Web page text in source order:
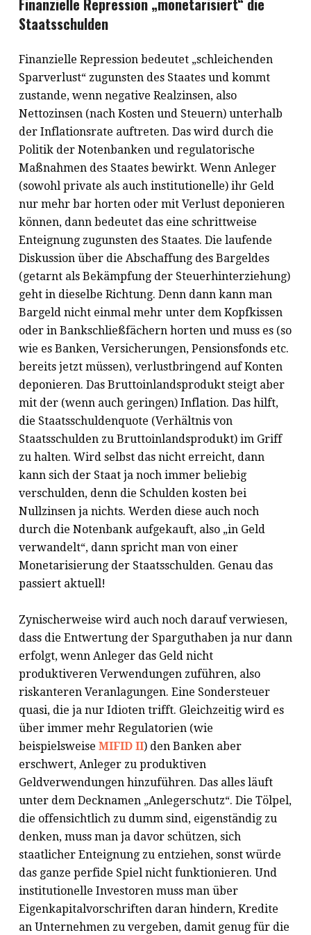
Staatsschulden
Finanzielle Repression bedeutet „schleichenden
Sparverlust“ zugunsten des Staates und kommt
zustande, wenn negative Realzinsen, also
Nettozinsen (nach Kosten und Steuern) unterhalb
der Inflationsrate auftreten. Das wird durch die
Politik der Notenbanken und regulatorische
Maßnahmen des Staates bewirkt. Wenn Anleger
(sowohl private als auch institutionelle) ihr Geld
nur mehr bar horten oder mit Verlust deponieren
können, dann bedeutet das eine schrittweise
Enteignung zugunsten des Staates. Die laufende
Diskussion über die Abschaffung des Bargeldes
(getarnt als Bekämpfung der Steuerhinterziehung)
geht in dieselbe Richtung. Denn dann kann man
Bargeld nicht einmal mehr unter dem Kopfkissen
oder in Bankschließfächern horten und muss es (so
wie es Banken, Versicherungen, Pensionsfonds etc.
bereits jetzt müssen), verlustbringend auf Konten
deponieren. Das Bruttoinlandsprodukt steigt aber
mit der (wenn auch geringen) Inflation. Das hilft,
die Staatsschuldenquote (Verhältnis von
Staatsschulden zu Bruttoinlandsprodukt) im Griff
zu halten. Wird selbst das nicht erreicht, dann
kann sich der Staat ja noch immer beliebig
verschulden, denn die Schulden kosten bei
Nullzinsen ja nichts. Werden diese auch noch
durch die Notenbank aufgekauft, also „in Geld
verwandelt“, dann spricht man von einer
Monetarisierung der Staatsschulden. Genau das
passiert aktuell!
Zynischerweise wird auch noch darauf verwiesen,
dass die Entwertung der Sparguthaben ja nur dann
erfolgt, wenn Anleger das Geld nicht
produktiveren Verwendungen zuführen, also
riskanteren Veranlagungen. Eine Sondersteuer
quasi, die ja nur Idioten trifft. Gleichzeitig wird es
über immer mehr Regulatorien (wie
beispielsweise MIFID II) den Banken aber
erschwert, Anleger zu produktiven
Geldverwendungen hinzuführen. Das alles läuft
unter dem Decknamen „Anlegerschutz“. Die Tölpel,
die offensichtlich zu dumm sind, eigenständig zu
denken, muss man ja davor schützen, sich
staatlicher Enteignung zu entziehen, sonst würde
das ganze perfide Spiel nicht funktionieren. Und
institutionelle Investoren muss man über
Eigenkapitalvorschriften daran hindern, Kredite
an Unternehmen zu vergeben, damit genug für die